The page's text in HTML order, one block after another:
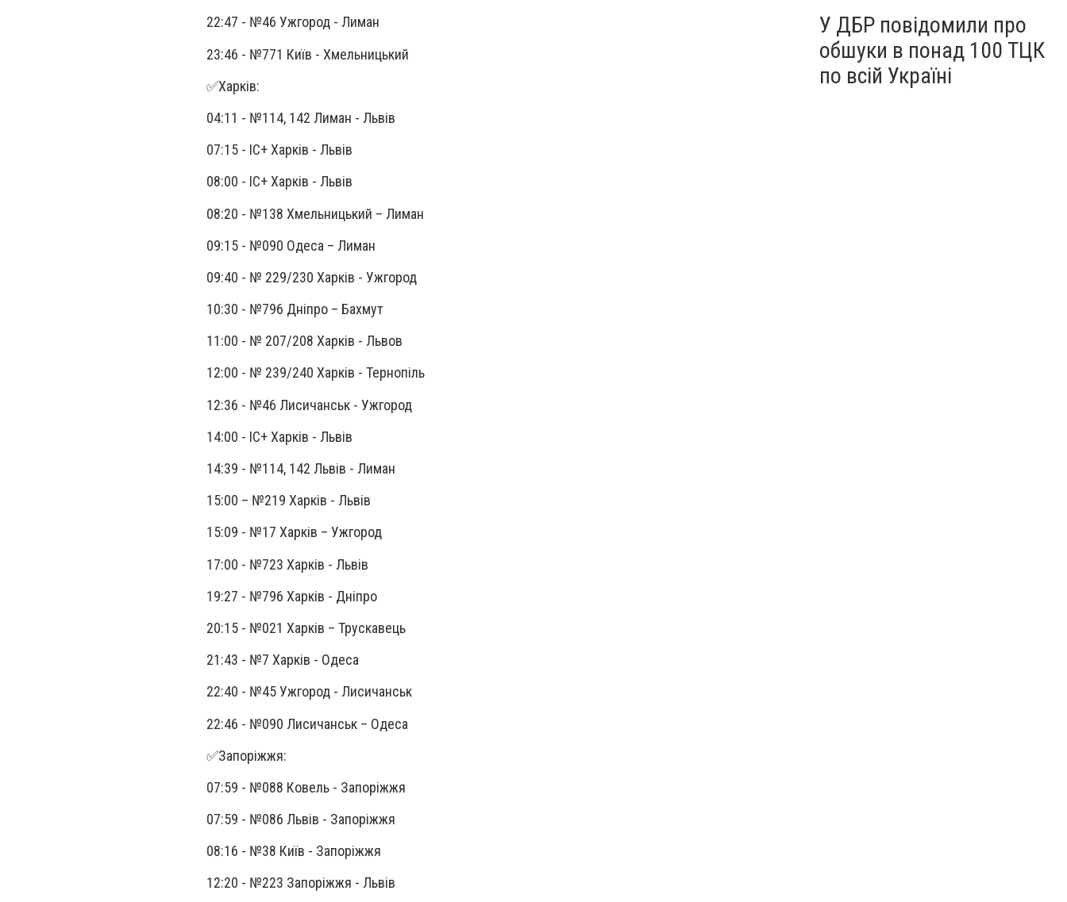
22:47 - №46 Ужгород - Лиман
23:46 - №771 Київ - Хмельницький
✅Харків:
04:11 - №114, 142 Лиман - Львів
07:15 - ІС+ Харків - Львів
08:00 - ІС+ Харків - Львів
08:20 - №138 Хмельницький – Лиман
09:15 - №090 Одеса – Лиман
09:40 - № 229/230 Харків - Ужгород
10:30 - №796 Дніпро – Бахмут
11:00 - № 207/208 Харків - Львов
12:00 - № 239/240 Харків - Тернопіль
12:36 - №46 Лисичанськ - Ужгород
14:00 - ІС+ Харків - Львів
14:39 - №114, 142 Львів - Лиман
15:00 – №219 Харків - Львів
15:09 - №17 Харків – Ужгород
17:00 - №723 Харків - Львів
19:27 - №796 Харків - Дніпро
20:15 - №021 Харків – Трускавець
21:43 - №7 Харків - Одеса
22:40 - №45 Ужгород - Лисичанськ
22:46 - №090 Лисичанськ – Одеса
✅Запоріжжя:
07:59 - №088 Ковель - Запоріжжя
07:59 - №086 Львів - Запоріжжя
08:16 - №38 Київ - Запоріжжя
12:20 - №223 Запоріжжя - Львів
У ДБР повідомили про
обшуки в понад 100 ТЦК
по всій Україні